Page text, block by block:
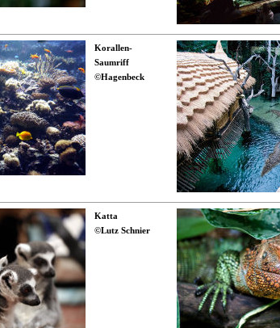
Korallen-
Saumriff
©Hagenbeck
Katta
©Lutz Schnier